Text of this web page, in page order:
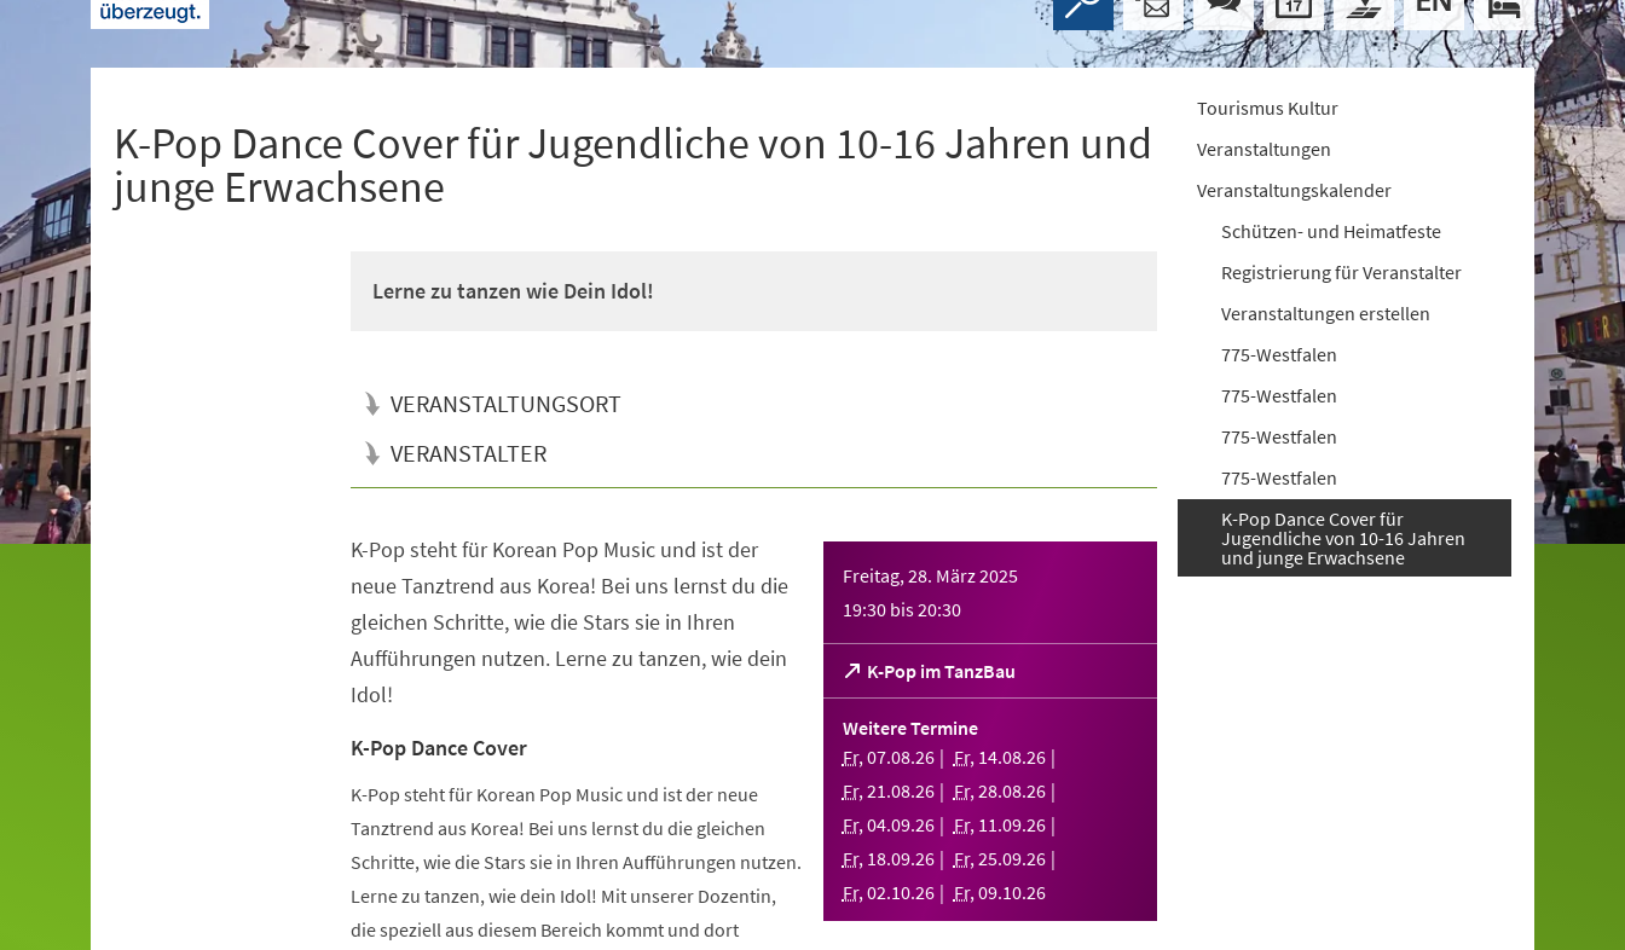
K-Pop Dance Cover für Jugendliche von 10-16 Jahren und
junge Erwachsene
Lerne zu tanzen wie Dein Idol!
VERANSTALTUNGSORT
VERANSTALTER
Freitag, 28. März 2025
19:30 bis20:30
K-Pop im TanzBau
(Öffnet
in
einem
Tab)
Weitere Termine
Fr,07.08.26 Fr, 14.08.26
Fr,21.08.26 Fr,28.08.26
Fr,04.09.26 Fr, 11.09.26
Fr, 18.09.26 Fr,25.09.26
Fr,02.10.26 Fr,09.10.26
K-Pop steht für Korean Pop Music und ist der
neue Tanztrend aus Korea! Bei uns lernst du die
gleichen Schritte, wie die Stars sie in Ihren
Aufführungen nutzen. Lerne zu tanzen, wie dein
Idol!
K-Pop Dance Cover
K-Pop steht für Korean Pop Music und ist der neue
Tanztrend aus Korea! Bei uns lernst du die gleichen
Schritte, wie die Stars sie in Ihren Aufführungen nutzen.
Lerne zu tanzen, wie dein Idol! Mit unserer Dozentin,
die speziell aus diesem Bereich kommt und dort
Tourismus Kultur
Veranstaltungen
Veranstaltungskalender
Schützen- und Heimatfeste
Registrierung für Veranstalter
Veranstaltungen erstellen
775-Westfalen
775-Westfalen
775-Westfalen
775-Westfalen
K-Pop Dance Cover für
Jugendliche von 10-16 Jahren
und junge Erwachsene